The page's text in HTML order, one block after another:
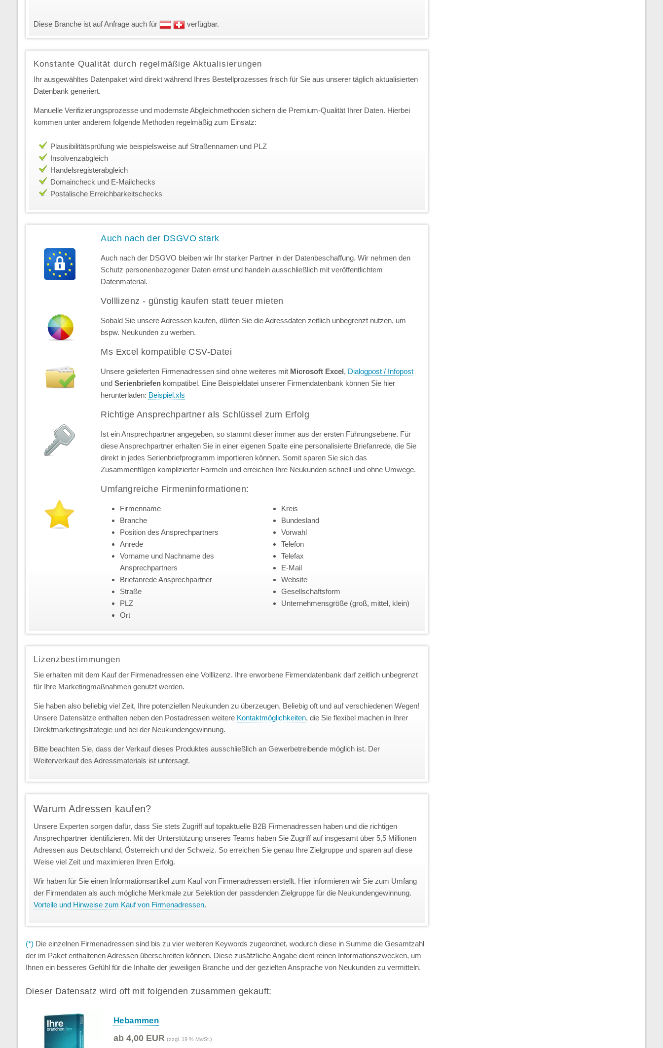
Diese Branche ist auf Anfrage auch für verfügbar.
Konstante Qualität durch regelmäßige Aktualisierungen
Ihr ausgewähltes Datenpaket wird direkt während Ihres Bestellprozesses frisch für Sie aus unserer täglich aktualisierten
Datenbank generiert.
Manuelle Verifizierungsprozesse und modernste Abgleichmethoden sichern die Premium-Qualität Ihrer Daten. Hierbei
kommen unter anderem folgende Methoden regelmäßig zum Einsatz:
Plausibilitätsprüfung wie beispielsweise auf Straßennamen und PLZ
Insolvenzabgleich
Handelsregisterabgleich
Domaincheck und E-Mailchecks
Postalische Erreichbarkeitschecks
Auch nach der DSGVO stark
Auch nach der DSGVO bleiben wir Ihr starker Partner in der Datenbeschaffung. Wir nehmen den
Schutz personenbezogener Daten ernst und handeln ausschließlich mit veröffentlichtem
Datenmaterial.
Volllizenz - günstig kaufen statt teuer mieten
Sobald Sie unsere Adressen kaufen, dürfen Sie die Adressdaten zeitlich unbegrenzt nutzen, um
bspw. Neukunden zu werben.
Ms Excel kompatible CSV-Datei
Unsere gelieferten Firmenadressen sind ohne weiteres mit Microsoft Excel, Dialogpost / Infopost
undSerienbriefen kompatibel. Eine Beispieldatei unserer Firmendatenbank können Sie hier
herunterladen: Beispiel.xls
Richtige Ansprechpartner als Schlüssel zum Erfolg
Ist ein Ansprechpartner angegeben, so stammt dieser immer aus der ersten Führungsebene. Für
diese Ansprechpartner erhalten Sie in einer eigenen Spalte eine personalisierte Briefanrede, die Sie
direkt in jedes Serienbriefprogramm importieren können. Somit sparen Sie sich das
Zusammenfügen komplizierter Formeln und erreichen Ihre Neukunden schnell und ohne Umwege.
Umfangreiche Firmeninformationen:
Firmenname
Branche
Position des Ansprechpartners
Anrede
Vorname und Nachname des
Ansprechpartners
Briefanrede Ansprechpartner
Straße
PLZ
Ort
Kreis
Bundesland
Vorwahl
Telefon
Telefax
E-Mail
Website
Gesellschaftsform
Unternehmensgröße (groß, mittel, klein)
Lizenzbestimmungen
Sie erhalten mit dem Kauf der Firmenadressen eine Volllizenz. Ihre erworbene Firmendatenbank darf zeitlich unbegrenzt
für Ihre Marketingmaßnahmen genutzt werden.
Sie haben also beliebig viel Zeit, Ihre potenziellen Neukunden zu überzeugen. Beliebig oft und auf verschiedenen Wegen!
Unsere Datensätze enthalten neben den Postadressen weitere Kontaktmöglichkeiten, die Sie flexibel machen in Ihrer
Direktmarketingstrategie und bei der Neukundengewinnung.
Bitte beachten Sie, dass der Verkauf dieses Produktes ausschließlich an Gewerbetreibende möglich ist. Der
Weiterverkauf des Adressmaterials ist untersagt.
Warum Adressen kaufen?
Unsere Experten sorgen dafür, dass Sie stets Zugriff auf topaktuelle B2B Firmenadressen haben und die richtigen
Ansprechpartner identifizieren. Mit der Unterstützung unseres Teams haben Sie Zugriff auf insgesamt über 5,5 Millionen
Adressen aus Deutschland, Österreich und der Schweiz. So erreichen Sie genau Ihre Zielgruppe und sparen auf diese
Weise viel Zeit und maximieren Ihren Erfolg.
Wir haben für Sie einen Informationsartikel zum Kauf von Firmenadressen erstellt. Hier informieren wir Sie zum Umfang
der Firmendaten als auch mögliche Merkmale zur Selektion der passdenden Zielgruppe für die Neukundengewinnung.
Vorteile und Hinweise zum Kauf von Firmenadressen.
(*) Die einzelnen Firmenadressen sind bis zu vier weiteren Keywords zugeordnet, wodurch diese in Summe die Gesamtzahl
der im Paket enthaltenen Adressen überschreiten können. Diese zusätzliche Angabe dient reinen Informationszwecken, um
Ihnen ein besseres Gefühl für die Inhalte der jeweiligen Branche und der gezielten Ansprache von Neukunden zu vermitteln.
Dieser Datensatz wird oft mit folgenden zusammen gekauft:
Hebammen
ab 4,00 EUR (zzgl. 19 % MwSt.)